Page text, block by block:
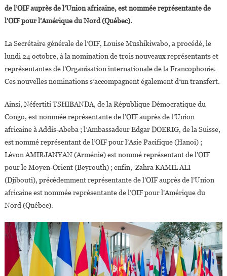
Ali
De
L’OIF
Nord
de l’OIF auprès de l’Union africaine, est nommée représentante de
l’OIF pour l’Amérique du Nord (Québec).
La Secrétaire générale de l’OIF, Louise Mushikiwabo, a procédé, le
lundi 24 octobre, à la nomination de trois nouveaux représentants et
représentantes de l’Organisation internationale de la Francophonie.
Ces nouvelles nominations s’accompagnent également d’un transfert.
Ainsi, Néfertiti TSHIBANDA, de la République Démocratique du
Congo, est nommée représentante de l’OIF auprès de l’Union
africaine à Addis-Abeba ; l’Ambassadeur Edgar DOERIG, de la Suisse,
est nommé représentant de l’OIF pour l’Asie Pacifique (Hanoi) ;
Lévon AMIRJANYAN (Arménie) est nommé représentant de l’OIF
pour le Moyen-Orient (Beyrouth) ; enfin, Zahra KAMIL ALI
(Djibouti), précédemment représentante de l’OIF auprès de l’Union
africaine est nommée représentante de l’OIF pour l’Amérique du
Nord (Québec).